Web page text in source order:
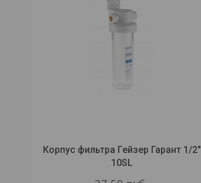
Корпус фильтра Гейзер Гарант 1/2"
10SL